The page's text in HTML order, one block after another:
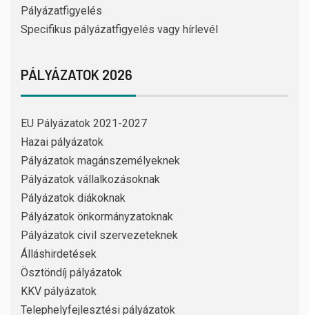
Pályázatfigyelés
Specifikus pályázatfigyelés vagy hírlevél
PÁLYÁZATOK 2026
EU Pályázatok 2021-2027
Hazai pályázatok
Pályázatok magánszemélyeknek
Pályázatok vállalkozásoknak
Pályázatok diákoknak
Pályázatok önkormányzatoknak
Pályázatok civil szervezeteknek
Álláshirdetések
Ösztöndíj pályázatok
KKV pályázatok
Telephelyfejlesztési pályázatok